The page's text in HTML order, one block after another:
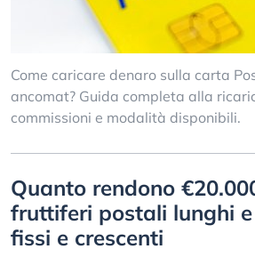
Come caricare denaro sulla carta
ancomat? Guida completa alla
commissioni e modalità disponibili.
Quanto rendono
fruttiferi postali lunghi
fissi e crescenti